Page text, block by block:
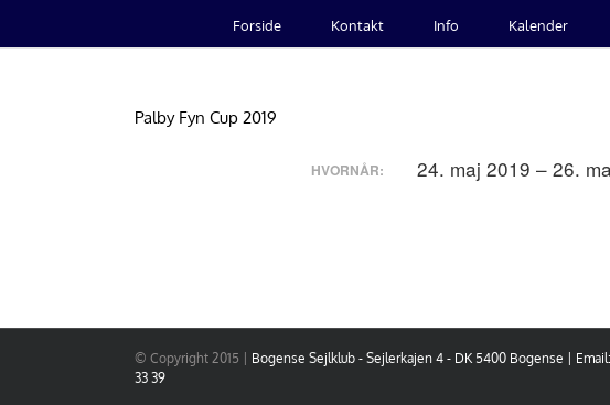
content
Forside Kontakt Info Kalender
Palby Fyn Cup 2019
HVORNÅR: 24. maj 2019 – 26.
© Copyright 2015 | Bogense Sejlklub - Sejlerkajen 4 - DK 5400 Bogense | Email:
33 39